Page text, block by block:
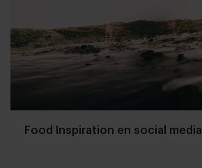
Food Inspiration en social media